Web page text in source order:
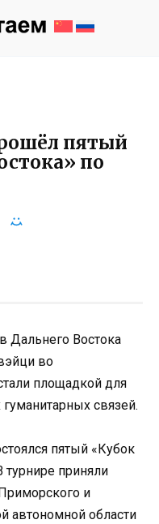
пятый
по
Дальнего Востока
во
площадкой для
связей.
пятый «Кубок
турнире приняли
и
автономной области